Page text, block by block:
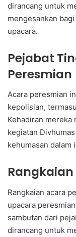
dirancang untuk
mengesankan
upacara.
Pejabat
Peresmian
Acara peresmian
kepolisian,
Kehadiran
kegiatan
kehumasan
Rangkaian acara
upacara
sambutan dari
dirancang untuk